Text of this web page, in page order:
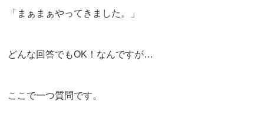
「まぁまぁやってきました。」
どんな回答でもOK！なんですが…
ここで一つ質問です。